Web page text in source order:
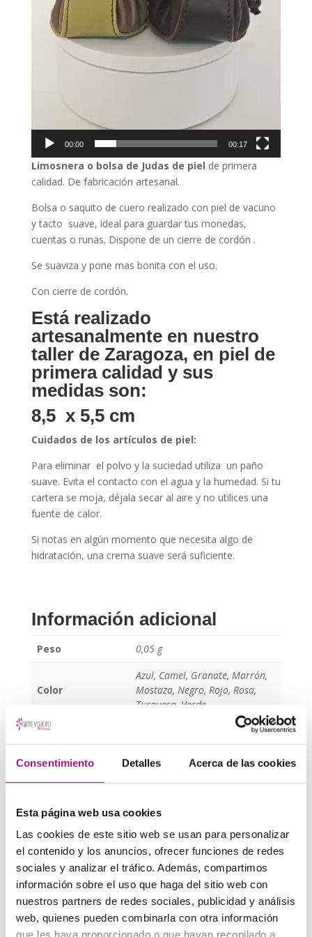
Consentimiento Detalles Acerca de las cookies
Esta página web usa cookies
Las cookies de este sitio web se usan para personalizar
el contenido y los anuncios, ofrecer funciones de redes
sociales y analizar el tráfico. Además, compartimos
información sobre el uso que haga del sitio web con
nuestros partners de redes sociales, publicidad y análisis
web, quienes pueden combinarla con otra información
que les haya proporcionado o que hayan recopilado a
00:00 00:17
Limosnera o bolsa de Judas de piel de primera
calidad. De fabricación artesanal.
Bolsa o saquito de cuero realizado con piel de vacuno
y tacto suave, ideal para guardar tus monedas,
cuentas o runas. Dispone de un cierre de cordón .
Se suaviza y pone mas bonita con el uso.
Con cierre de cordón.
Está realizado
artesanalmente en nuestro
taller de Zaragoza, en piel de
primera calidad y sus
medidas son:
8,5 x 5,5 cm
Cuidados de los artículos de piel:
Para eliminar el polvo y la suciedad utiliza un paño
suave. Evita el contacto con el agua y la humedad. Si tu
cartera se moja, déjala secar al aire y no utilices una
fuente de calor.
Si notas en algún momento que necesita algo de
hidratación, una crema suave será suficiente.
Información adicional
Peso 0,05 g
Color
Azul, Camel, Granate, Marrón,
Mostaza, Negro, Rojo, Rosa,
Turquesa, Verde
piel
Si tiene cualquier pregunta o duda sobre esta pieza,
contacte con nosotros
poderle ayudar.
4 reviews forLimosnera o
bolsa de Judas de cuero